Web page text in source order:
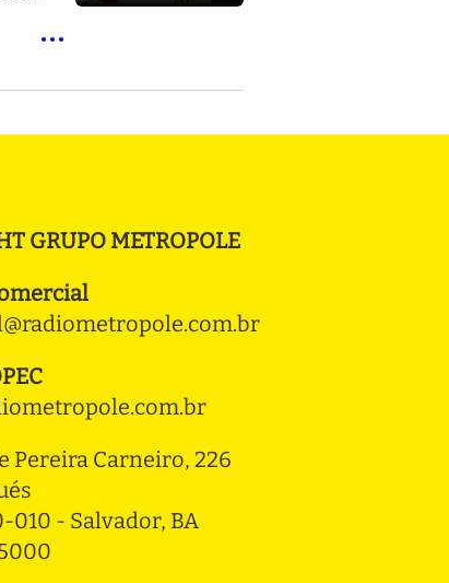
GRUPO METROPOLE
Pereira Carneiro, 226
010 - Salvador, BA